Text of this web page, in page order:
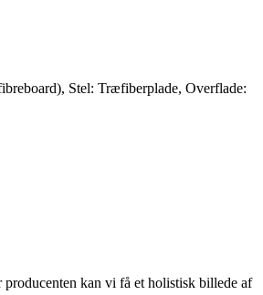
Stel: Træfiberplade, Overflade:
producenten kan vi få et holistisk billede af